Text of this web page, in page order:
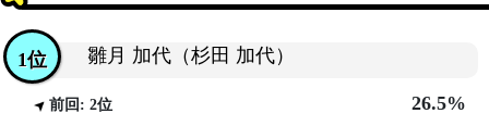
雛月 加代（杉田 加代）
1位
前回: 2位 26.5%